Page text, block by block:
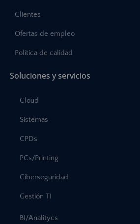
Clientes
Ofertas de empleo
Política de calidad
Soluciones y servicios
Cloud
Sistemas
CPDs
PCs/Printing
Ciberseguridad
Gestión TI
BI/Analitycs